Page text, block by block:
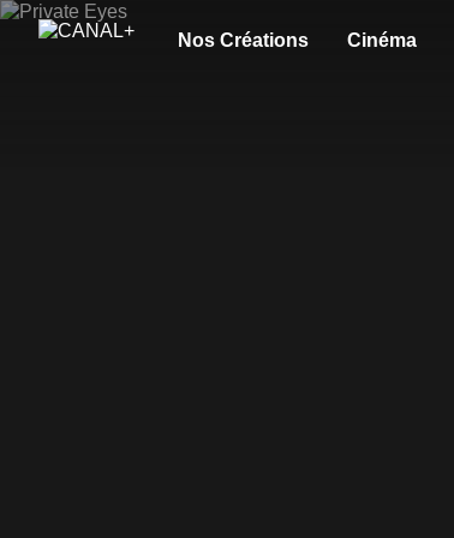
Nos Créations Cinéma